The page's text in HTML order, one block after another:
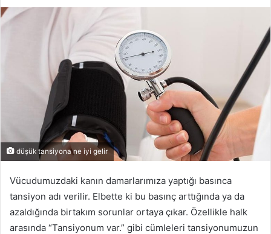
düşük tansiyona ne iyi gelir
Vücudumuzdaki kanın damarlarımıza yaptığı basınca
tansiyon adı verilir. Elbette ki bu basınç arttığında ya da
azaldığında birtakım sorunlar ortaya çıkar. Özellikle halk
arasında “Tansiyonum var.” gibi cümleleri tansiyonumuzun